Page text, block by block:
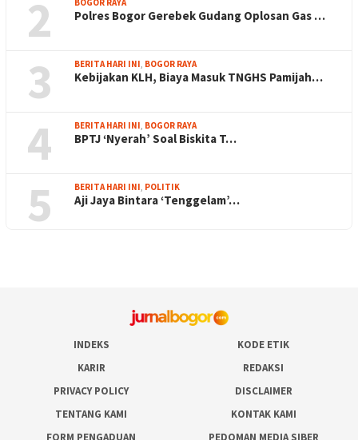
2 Polres Bogor Gerebek Gudang Oplosan Gas …
3 BERITA HARI INI BOGOR RAYA
Kebijakan KLH, Biaya Masuk TNGHS Pamijah…
4 BERITA HARI INI BOGOR RAYA
BPTJ ‘Nyerah’ Soal Biskita T…
5 BERITA HARI INI POLITIK
Aji Jaya Bintara ‘Tenggelam’…
INDEKS
KODE ETIK
KARIR
REDAKSI
PRIVACY POLICY
DISCLAIMER
TENTANG KAMI
KONTAK KAMI